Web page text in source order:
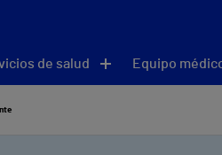
de salud Equipo